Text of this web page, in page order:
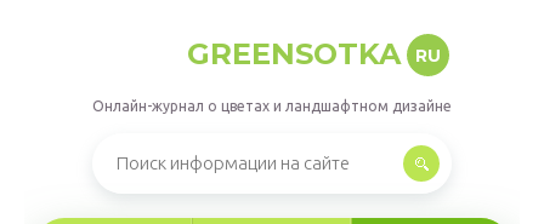
GREENSOTKA RU
Онлайн-журнал о цветах и ландшафтном дизайне